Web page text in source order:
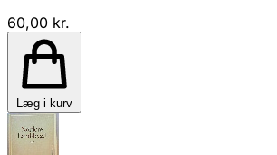
60,00 kr.
Læg i kurv